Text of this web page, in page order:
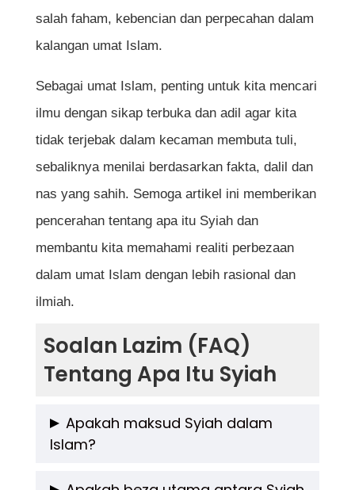
salah faham, kebencian dan perpecahan dalam
kalangan umat Islam.
Sebagai umat Islam, penting untuk kita mencari
ilmu dengan sikap terbuka dan adil agar kita
tidak terjebak dalam kecaman membuta tuli,
sebaliknya menilai berdasarkan fakta, dalil dan
nas yang sahih. Semoga artikel ini memberikan
pencerahan tentang apa itu Syiah dan
membantu kita memahami realiti perbezaan
dalam umat Islam dengan lebih rasional dan
ilmiah.
Soalan Lazim (FAQ)
Tentang Apa Itu Syiah
Apakah maksud Syiah dalam
Islam?
Syiah ialah satu cabang dalam Islam yang